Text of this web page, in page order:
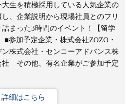
大生を積極採用している人気企業の
、企業説明から現場社員とのフリ
まった3時間のイベント！【留学
参加予定企業・株式会社ZOZO・
株式会社・センコーアドバンス株
社 その他、有名企業がご参加予定
詳細はこちら